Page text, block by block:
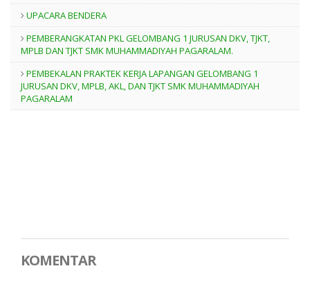
UPACARA BENDERA
PEMBERANGKATAN PKL GELOMBANG 1 JURUSAN DKV, TJKT,
MPLB DAN TJKT SMK MUHAMMADIYAH PAGARALAM.
PEMBEKALAN PRAKTEK KERJA LAPANGAN GELOMBANG 1
JURUSAN DKV, MPLB, AKL, DAN TJKT SMK MUHAMMADIYAH
PAGARALAM
KOMENTAR